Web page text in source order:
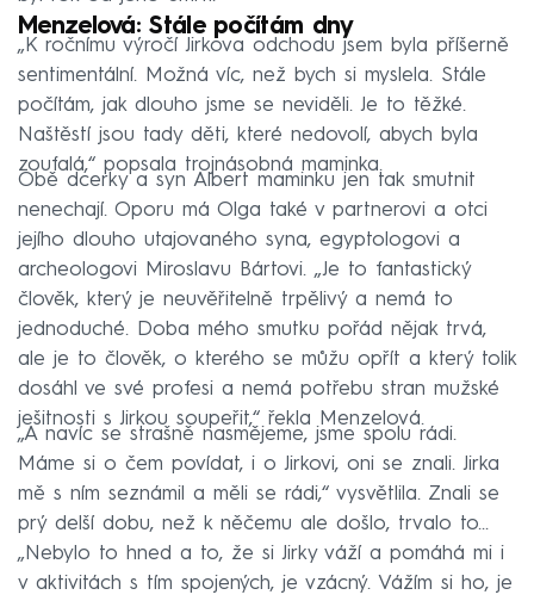
Menzelová: Stále počítám dny
„K ročnímu výročí Jirkova odchodu jsem byla příšerně
sentimentální. Možná víc, než bych si myslela. Stále
počítám, jak dlouho jsme se neviděli. Je to těžké.
Naštěstí jsou tady děti, které nedovolí, abych byla
zoufalá,“ popsala trojnásobná maminka.
Obě dcerky a syn Albert maminku jen tak smutnit
nenechají. Oporu má Olga také v partnerovi a otci
jejího dlouho utajovaného syna, egyptologovi a
archeologovi Miroslavu Bártovi. „Je to fantastický
člověk, který je neuvěřitelně trpělivý a nemá to
jednoduché. Doba mého smutku pořád nějak trvá,
ale je to člověk, o kterého se můžu opřít a který tolik
dosáhl ve své profesi a nemá potřebu stran mužské
ješitnosti s Jirkou soupeřit,“ řekla Menzelová.
„A navíc se strašně nasmějeme, jsme spolu rádi.
Máme si o čem povídat, i o Jirkovi, oni se znali. Jirka
mě s ním seznámil a měli se rádi,“ vysvětlila. Znali se
prý delší dobu, než k něčemu ale došlo, trvalo to...
„Nebylo to hned a to, že si Jirky váží a pomáhá mi i
v aktivitách s tím spojených, je vzácný. Vážím si ho, je